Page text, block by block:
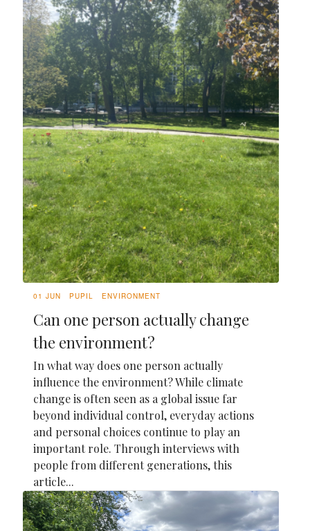
01 JUN PUPIL ENVIRONMENT
Can one person actually change
the environment?
In what way does one person actually
influence the environment? While climate
change is often seen as a global issue far
beyond individual control, everyday actions
and personal choices continue to play an
important role. Through interviews with
people from different generations, this
article...